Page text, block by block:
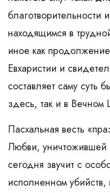
благотворительности
находящимся в
иное как
Евхаристии и
составляет саму суть
здесь, так и в Вечном
Пасхальная весть
Любви, уничтожившей
сегодня звучит с
исполненном убийств,